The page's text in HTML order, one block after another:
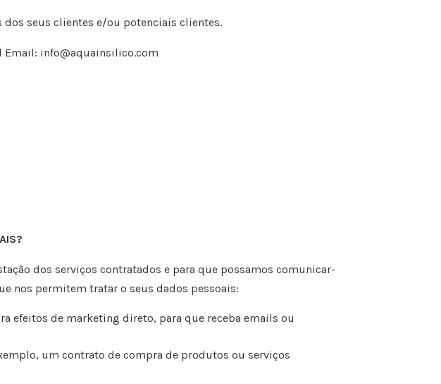
dos seus clientes e/ou potenciais clientes.
Email: info@aquainsilico.com
dos serviços contratados e para que possamos comunicar-
nos permitem tratar o seus dados pessoais:
efeitos de marketing direto, para que receba emails ou
um contrato de compra de produtos ou serviços